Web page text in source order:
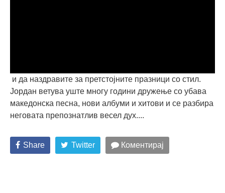
и да наздравите за претстојните празници со стил.
Јордан ветува уште многу години дружење со убава
македонска песна, нови албуми и хитови и се разбира
неговата препознатлив весел дух....
Share Twitter Коментирај